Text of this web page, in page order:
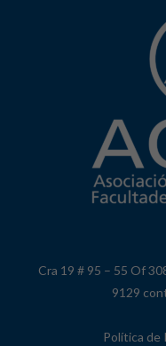
Cra 19 # 95 – 55 Of
9129
Política de